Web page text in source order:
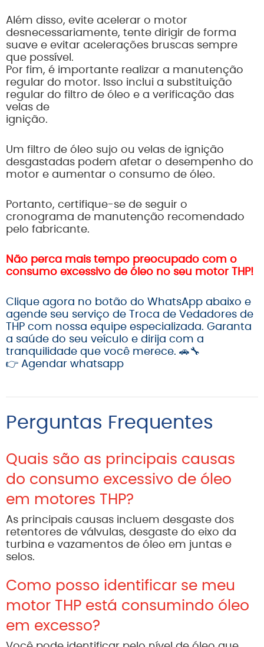
Além disso, evite acelerar o motor
desnecessariamente, tente dirigir de forma
suave e evitar acelerações bruscas sempre
que possível.
Por fim, é importante realizar a manutenção
regular do motor. Isso inclui a substituição
regular do filtro de óleo e a verificação das
velas de
ignição.
Um filtro de óleo sujo ou velas de ignição
desgastadas podem afetar o desempenho do
motor e aumentar o consumo de óleo.
Portanto, certifique-se de seguir o
cronograma de manutenção recomendado
pelo fabricante.
Não perca mais tempo preocupado com o
consumo excessivo de óleo no seu motor THP!
Clique agora no botão do WhatsApp abaixo e
agende seu serviço de Troca de Vedadores de
THP com nossa equipe especializada. Garanta
a saúde do seu veículo e dirija com a
tranquilidade que você merece. 🚗🔧
👉 Agendar whatsapp
Perguntas Frequentes
Quais são as principais causas
do consumo excessivo de óleo
em motores THP?
As principais causas incluem desgaste dos
retentores de válvulas, desgaste do eixo da
turbina e vazamentos de óleo em juntas e
selos.
Como posso identificar se meu
motor THP está consumindo óleo
em excesso?